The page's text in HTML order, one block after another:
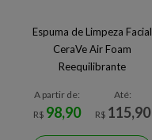
Espuma de Limpeza Facial
CeraVe Air Foam
Reequilibrante
A partir de:
R$ 98,90
Até:
R$ 115,90